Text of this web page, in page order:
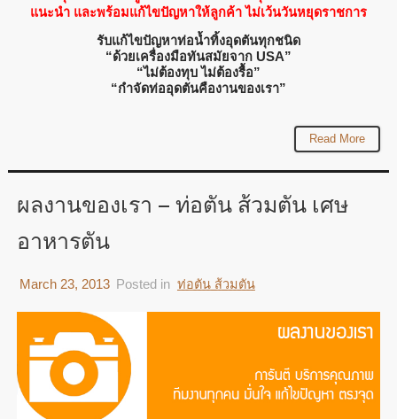
แนะนำ และพร้อมแก้ไขปัญหาให้ลูกค้า ไม่เว้นวันหยุดราชการ
รับแก้ไขปัญหาท่อน้ำทิ้งอุดตันทุกชนิด
“ด้วยเครื่องมือทันสมัยจาก USA”
“ไม่ต้องทุบ ไม่ต้องรื้อ”
“กำจัดท่ออุดตันคืองานของเรา”
Read More
ผลงานของเรา – ท่อตัน ส้วมตัน เศษ
อาหารตัน
March 23, 2013 Posted in ท่อตัน ส้วมตัน